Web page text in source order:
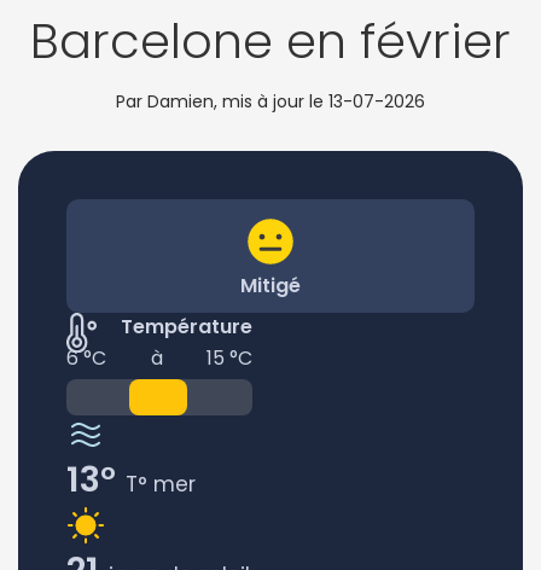
Barcelone en février
Par Damien, mis à jour le 13-07-2026
Mitigé
Température
6 °C
à 15 °C
13° T° mer